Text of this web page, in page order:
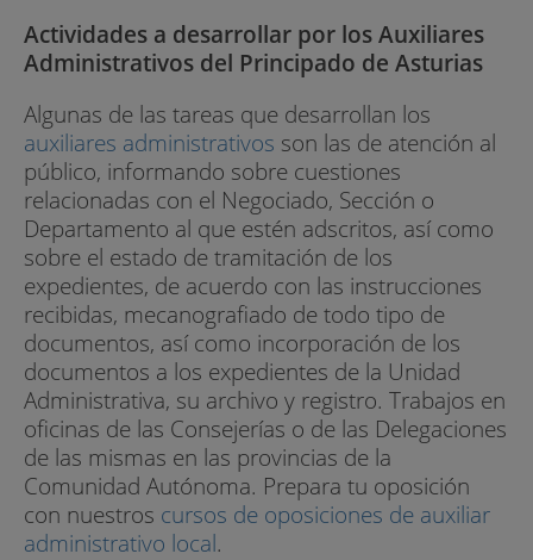
Actividades a desarrollar por los Auxiliares
Administrativos del Principado de Asturias
Algunas de las tareas que desarrollan los
auxiliares administrativos son las de atención al
público, informando sobre cuestiones
relacionadas con el Negociado, Sección o
Departamento al que estén adscritos, así como
sobre el estado de tramitación de los
expedientes, de acuerdo con las instrucciones
recibidas, mecanografiado de todo tipo de
documentos, así como incorporación de los
documentos a los expedientes de la Unidad
Administrativa, su archivo y registro. Trabajos en
oficinas de las Consejerías o de las Delegaciones
de las mismas en las provincias de la
Comunidad Autónoma. Prepara tu oposición
con nuestros cursos de oposiciones de auxiliar
administrativo local.